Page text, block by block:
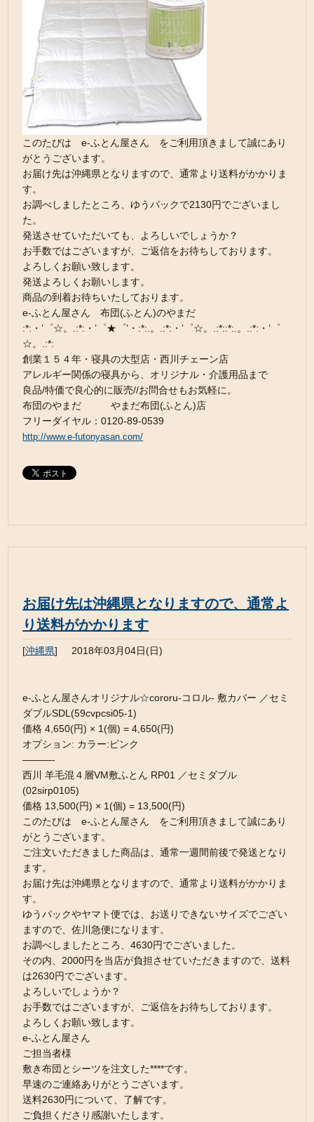
このたびは e-ふとん屋さん をご利用頂きまして誠にあり
がとうございます。
お届け先は沖縄県となりますので、通常より送料がかかりま
す。
お調べしましたところ、ゆうパックで2130円でございまし
た。
発送させていただいても、よろしいでしょうか？
お手数ではございますが、ご返信をお待ちしております。
よろしくお願い致します。
発送よろしくお願いします。
商品の到着お待ちいたしております。
e-ふとん屋さん 布団(ふとん)のやまだ
:*:・’゜☆。.:*:・’゜★゜’・:*:.。.:*:・’゜☆。.:*::*:.。.:*:・’゜
☆。.:*:
創業１５４年・寝具の大型店・西川チェーン店
アレルギー関係の寝具から、オリジナル・介護用品まで
良品/特価で良心的に販売//お問合せもお気軽に。
布団のやまだ やまだ布団(ふとん)店
フリーダイヤル：0120-89-0539
http://www.e-futonyasan.com/
お届け先は沖縄県となりますので、通常よ
り送料がかかります
[沖縄県] 2018年03月04日(日)
e-ふとん屋さんオリジナル☆cororu-コロル- 敷カバー ／セミ
ダブルSDL(59cvpcsi05-1)
価格 4,650(円) × 1(個) = 4,650(円)
オプション: カラー:ピンク
———-
西川 羊毛混４層VM敷ふとん RP01 ／セミダブル
(02sirp0105)
価格 13,500(円) × 1(個) = 13,500(円)
このたびは e-ふとん屋さん をご利用頂きまして誠にあり
がとうございます。
ご注文いただきました商品は、通常一週間前後で発送となり
ます。
お届け先は沖縄県となりますので、通常より送料がかかりま
す。
ゆうパックやヤマト便では、お送りできないサイズでござい
ますので、佐川急便になります。
お調べしましたところ、4630円でございました。
その内、2000円を当店が負担させていただきますので、送料
は2630円でございます。
よろしいでしょうか？
お手数ではございますが、ご返信をお待ちしております。
よろしくお願い致します。
e-ふとん屋さん
ご担当者様
敷き布団とシーツを注文した****です。
早速のご連絡ありがとうございます。
送料2630円について、了解です。
ご負担くださり感謝いたします。